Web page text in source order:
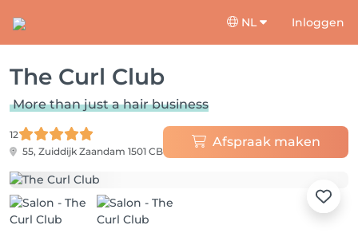
NL Inloggen
The Curl Club
More than just a hair business
12
55, Zuiddijk Zaandam 1501 CB
Afspraak maken